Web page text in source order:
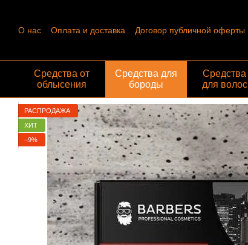
О нас Оплата и доставка
Договор публичной оферты
Средства от
облысения
Средства для
бороды
Средства
для волос
РАСПРОДАЖА
ХИТ
−9%